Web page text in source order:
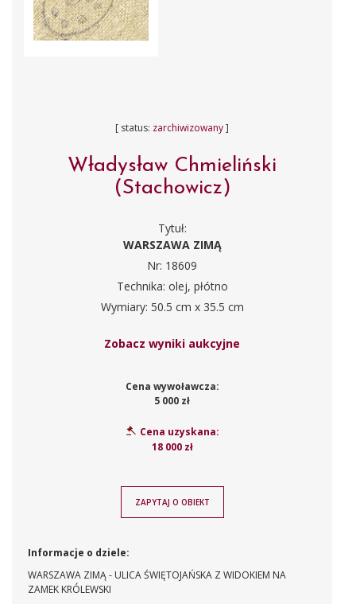
[ status: zarchiwizowany]
Władysław Chmieliński
(Stachowicz)
Tytuł:
WARSZAWA ZIMĄ
Nr: 18609
Technika: olej, płótno
Wymiary: 50.5 cm x 35.5 cm
Zobacz wyniki aukcyjne
Cena wywoławcza:
5 000 zł
Cena uzyskana:
18 000 zł
ZAPYTAJ O OBIEKT
Informacje o dziele:
WARSZAWA ZIMĄ - ULICA ŚWIĘTOJAŃSKA Z WIDOKIEM NA
ZAMEK KRÓLEWSKI